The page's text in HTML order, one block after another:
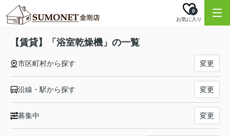
お気に入り
0
【賃貸】「浴室乾燥機」の一覧
市区町村から探す 変更
沿線・駅から探す 変更
募集中 変更